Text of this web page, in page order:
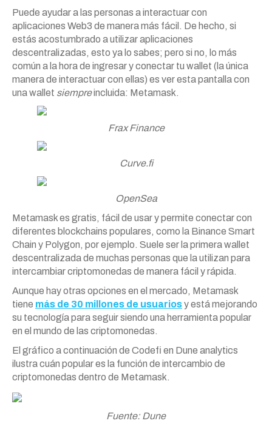
Puede ayudar a las personas a interactuar con
aplicaciones Web3 de manera más fácil. De hecho, si
estás acostumbrado a utilizar aplicaciones
descentralizadas, esto ya lo sabes; pero si no, lo más
común a la hora de ingresar y conectar tu wallet (la única
manera de interactuar con ellas) es ver esta pantalla con
una wallet siempreincluida: Metamask.
Frax Finance
Curve.fi
OpenSea
Metamask es gratis, fácil de usar y permite conectar con
diferentes blockchains populares, como la Binance Smart
Chain y Polygon, por ejemplo. Suele ser la primera wallet
descentralizada de muchas personas que la utilizan para
intercambiar criptomonedas de manera fácil y rápida.
Aunque hay otras opciones en el mercado, Metamask
tiene más de 30 millones de usuariosy está mejorando
su tecnología para seguir siendo una herramienta popular
en el mundo de las criptomonedas.
El gráfico a continuación de Codefi en Dune analytics
ilustra cuán popular es la función de intercambio de
criptomonedas dentro de Metamask.
Fuente: Dune